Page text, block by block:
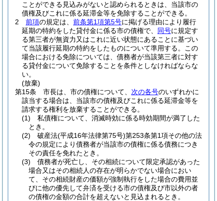
ことができる見込みがないと認められるときは、当該市の
債権及びこれに係る延滞金等を免除することができる。
2
前項の規定は、 前条第1項第5号に掲げる理由により履行
延期の特約をした貸付金に係る市の債権で、 同号に規定す
る第三者が無資力又はこれに近い状態にあることに基づい
て当該履行延期の特約をしたものについて準用する。
この
場合における免除については、債務者が当該第三者に対す
る貸付金について免除することを条件としなければならな
い。
(放棄)
第15条
市長は、市の債権について、 次の各号のいずれかに
該当する場合は、当該市の債権及びこれに係る延滞金等を
請求する権利を放棄することができる。
(1)
私債権について、消滅時効に係る時効期間が満了した
とき。
(2)
破産法(平成16年法律第75号)第253条第1項その他の法
令の規定により債務者が当該市の債権に係る債務につき
その責任を免れたとき。
(3)
債務者が死亡し、その相続について限定承認があった
場合又はその相続人の存在が明らかでない場合におい
て、その相続財産の価額が強制執行をした場合の費用並
びに他の優先して弁済を受ける市の債権及び市以外の者
の債権の金額の合計を超えないと見込まれるとき。